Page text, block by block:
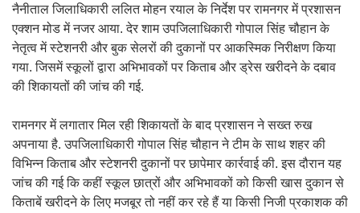
नैनीताल जिलाधिकारी ललित मोहन रयाल के निर्देश पर रामनगर में प्रशासन
एक्शन मोड में नजर आया. देर शाम उपजिलाधिकारी गोपाल सिंह चौहान के
नेतृत्व में स्टेशनरी और बुक सेलरों की दुकानों पर आकस्मिक निरीक्षण किया
गया. जिसमें स्कूलों द्वारा अभिभावकों पर किताब और ड्रेस खरीदने के दबाव
की शिकायतों की जांच की गई.
रामनगर में लगातार मिल रही शिकायतों के बाद प्रशासन ने सख्त रुख
अपनाया है. उपजिलाधिकारी गोपाल सिंह चौहान ने टीम के साथ शहर की
विभिन्न किताब और स्टेशनरी दुकानों पर छापेमार कार्रवाई की. इस दौरान यह
जांच की गई कि कहीं स्कूल छात्रों और अभिभावकों को किसी खास दुकान से
किताबें खरीदने के लिए मजबूर तो नहीं कर रहे हैं या किसी निजी प्रकाशक की